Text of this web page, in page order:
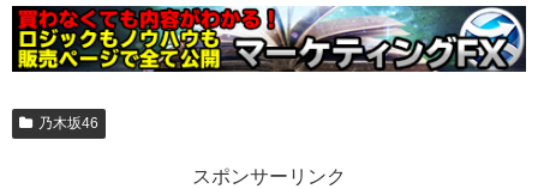
乃木坂46
スポンサーリンク